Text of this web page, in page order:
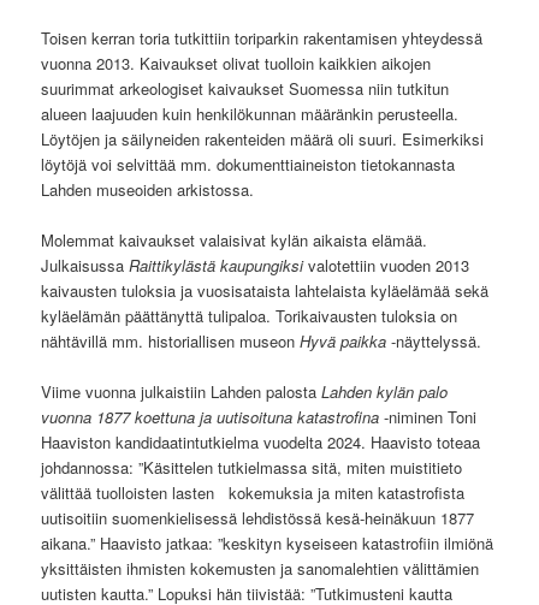
Toisen kerran toria tutkittiin toriparkin rakentamisen yhteydessä
vuonna 2013. Kaivaukset olivat tuolloin kaikkien aikojen
suurimmat arkeologiset kaivaukset Suomessa niin tutkitun
alueen laajuuden kuin henkilökunnan määränkin perusteella.
Löytöjen ja säilyneiden rakenteiden määrä oli suuri. Esimerkiksi
löytöjä voi selvittää mm. dokumenttiaineiston tietokannasta
Lahden museoiden arkistossa.
Molemmat kaivaukset valaisivat kylän aikaista elämää.
JulkaisussaRaittikylästä kaupungiksivalotettiin vuoden 2013
kaivausten tuloksia ja vuosisataista lahtelaista kyläelämää sekä
kyläelämän päättänyttä tulipaloa. Torikaivausten tuloksia on
nähtävillä mm. historiallisen museonHyvä paikka -näyttelyssä.
Viime vuonna julkaistiin Lahden palostaLahden kylän palo
vuonna 1877 koettuna ja uutisoituna katastrofina -niminen Toni
Haaviston kandidaatintutkielma vuodelta 2024. Haavisto toteaa
johdannossa: ”Käsittelen tutkielmassa sitä, miten muistitieto
välittää tuolloisten lasten kokemuksia ja miten katastrofista
uutisoitiin suomenkielisessä lehdistössä kesä-heinäkuun 1877
aikana.” Haavisto jatkaa: ”keskityn kyseiseen katastrofiin ilmiönä
yksittäisten ihmisten kokemusten ja sanomalehtien välittämien
uutisten kautta.” Lopuksi hän tiivistää: ”Tutkimusteni kautta